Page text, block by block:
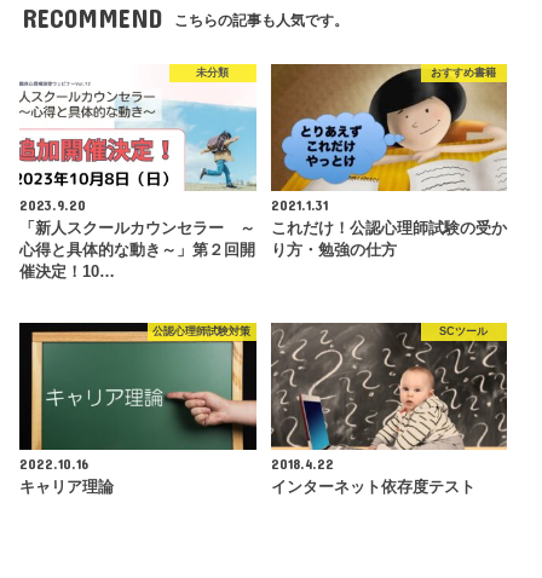
RECOMMEND こちらの記事も人気です。
未分類
2023.9.20
「新人スクールカウンセラー ～
心得と具体的な動き～」第２回開
催決定！10…
おすすめ書籍
2021.1.31
これだけ！公認心理師試験の受か
り方・勉強の仕方
公認心理師試験対策
2022.10.16
キャリア理論
SCツール
2018.4.22
インターネット依存度テスト